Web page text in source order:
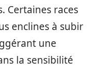
Certaines races
enclines à subir
une
la sensibilité